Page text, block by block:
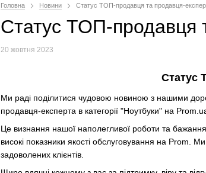
Головна Новини Cтатус ТОП-продавця та продавця-
Cтатус ТОП-
20 жовтня 2023
Cтатус
Ми раді поділитися чудовою новиною з нашими
продавця-експерта в категорії "Ноутбуки" на
Це визнання нашої наполегливої роботи та
високі показники якості обслуговування на Prom.
задоволених клієнтів.